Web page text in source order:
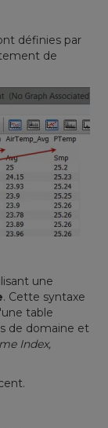
définies par
de
une
. Cette syntaxe
table
de domaine et
Index,